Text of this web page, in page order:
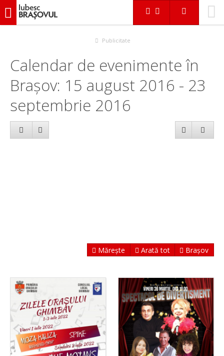
iubescbraşovul.ro
Publicitate
Calendar de evenimente în
Brașov: 15 august 2016 - 23
septembrie 2016
Mărește Arată tot Brașov